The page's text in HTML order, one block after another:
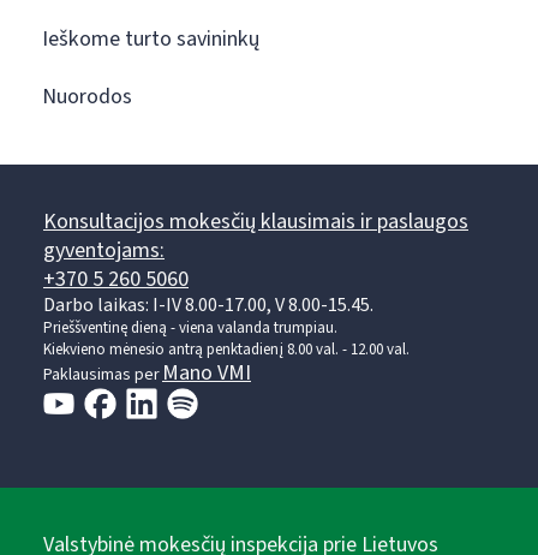
Ieškome turto savininkų
Nuorodos
Konsultacijos mokesčių klausimais ir paslaugos
gyventojams:
+370 5 260 5060
Darbo laikas: I-IV 8.00-17.00, V 8.00-15.45.
Prieššventinę dieną - viena valanda trumpiau.
Kiekvieno mėnesio antrą penktadienį 8.00 val. - 12.00 val.
Paklausimas per Mano VMI
Valstybinė mokesčių inspekcija prie Lietuvos